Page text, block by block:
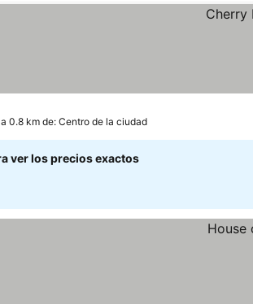
a 0.8 km de: Centro de la ciudad
ver los precios exactos